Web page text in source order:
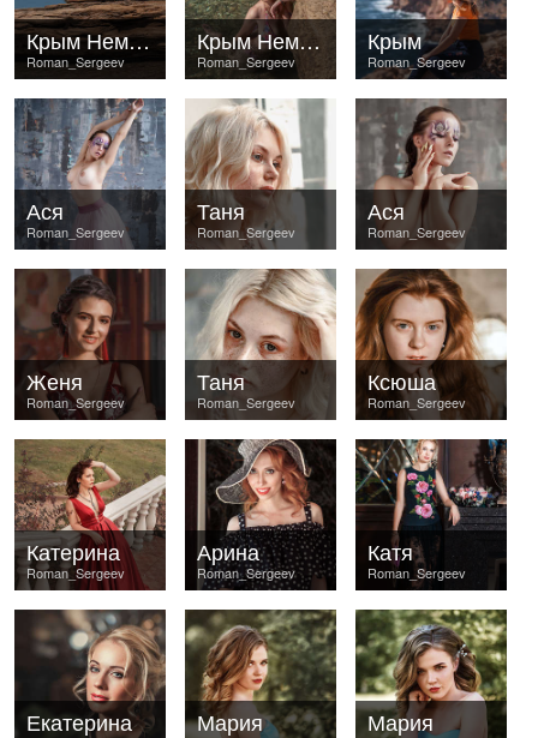
Roman_Sergeev
Крым Немецкая балка
Roman_Sergeev
Крым Немецкая балка
Roman_Sergeev
Крым
Roman_Sergeev
Ася
Roman_Sergeev
Таня
Roman_Sergeev
Ася
Roman_Sergeev
Женя
Roman_Sergeev
Таня
Roman_Sergeev
Ксюша
Roman_Sergeev
Катерина
Roman_Sergeev
Арина
Roman_Sergeev
Катя
Екатерина Мария Мария